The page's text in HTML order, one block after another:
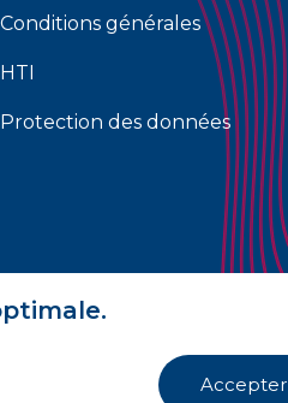
Accepter
Conditions générales
HTI
Protection des données